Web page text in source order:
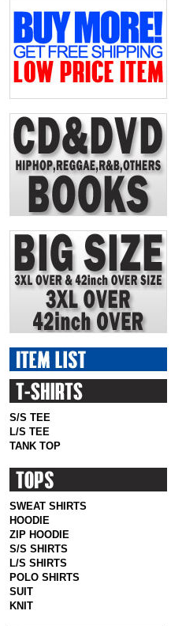
S/S TEE
L/S TEE
TANK TOP
SWEAT SHIRTS
HOODIE
ZIP HOODIE
S/S SHIRTS
L/S SHIRTS
POLO SHIRTS
SUIT
KNIT